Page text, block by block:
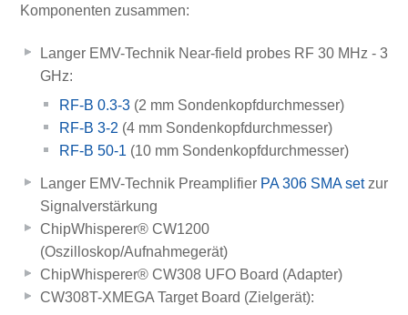
Komponenten zusammen:
Langer EMV-Technik Near-field probes RF 30 MHz - 3
GHz:
RF-B 0.3-3 (2 mm Sondenkopfdurchmesser)
RF-B 3-2 (4 mm Sondenkopfdurchmesser)
RF-B 50-1 (10 mm Sondenkopfdurchmesser)
Langer EMV-Technik Preamplifier PA 306 SMA setzur
Signalverstärkung
ChipWhisperer® CW1200
(Oszilloskop/Aufnahmegerät)
ChipWhisperer® CW308 UFO Board (Adapter)
CW308T-XMEGA Target Board (Zielgerät):